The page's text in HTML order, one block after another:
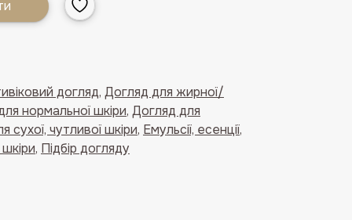
догляд, Догляд для жирної/
нормальної шкіри, Догляд для
сухої, чутливої шкіри, Емульсії, есенції,
, Підбір догляду